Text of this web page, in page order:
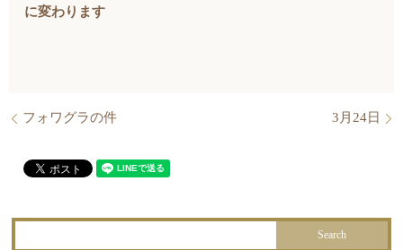
に変わります
フォワグラの件 3月24日